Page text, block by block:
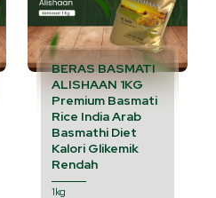
BERAS BASMATI
ALISHAAN 1KG
Premium Basmati
Rice India Arab
Basmathi Diet
Kalori Glikemik
Rendah
1kg